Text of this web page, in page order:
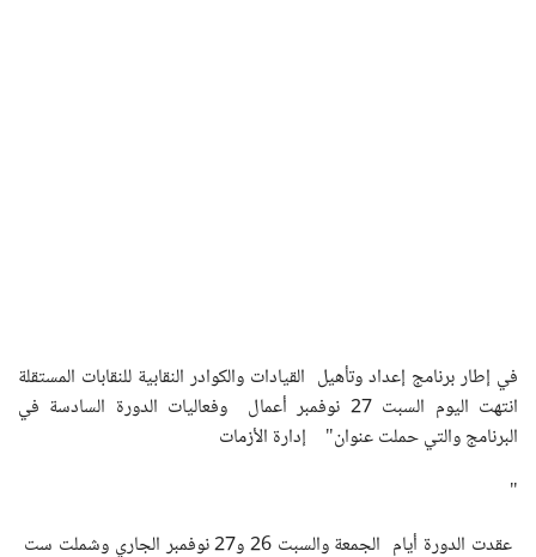
في إطار برنامج إعداد وتأهيل القيادات والكوادر النقابية للنقابات المستقلة
انتهت اليوم السبت 27 نوفمبر أعمال وفعاليات الدورة السادسة في
البرنامج والتي حملت عنوان" إدارة الأزمات
"
عقدت الدورة أيام الجمعة والسبت 26 و27 نوفمبر الجاري وشملت ست